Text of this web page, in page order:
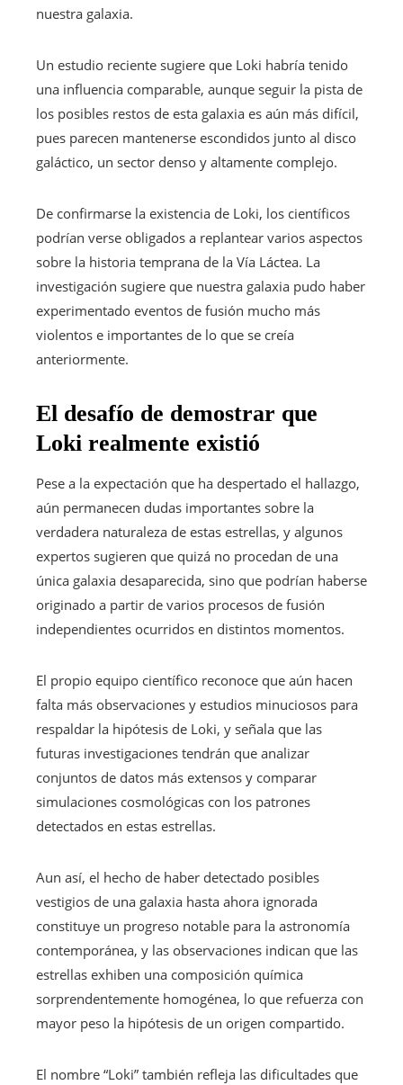
nuestra galaxia.
Un estudio reciente sugiere que Loki habría tenido
una influencia comparable, aunque seguir la pista de
los posibles restos de esta galaxia es aún más difícil,
pues parecen mantenerse escondidos junto al disco
galáctico, un sector denso y altamente complejo.
De confirmarse la existencia de Loki, los científicos
podrían verse obligados a replantear varios aspectos
sobre la historia temprana de la Vía Láctea. La
investigación sugiere que nuestra galaxia pudo haber
experimentado eventos de fusión mucho más
violentos e importantes de lo que se creía
anteriormente.
El desafío de demostrar que
Loki realmente existió
Pese a la expectación que ha despertado el hallazgo,
aún permanecen dudas importantes sobre la
verdadera naturaleza de estas estrellas, y algunos
expertos sugieren que quizá no procedan de una
única galaxia desaparecida, sino que podrían haberse
originado a partir de varios procesos de fusión
independientes ocurridos en distintos momentos.
El propio equipo científico reconoce que aún hacen
falta más observaciones y estudios minuciosos para
respaldar la hipótesis de Loki, y señala que las
futuras investigaciones tendrán que analizar
conjuntos de datos más extensos y comparar
simulaciones cosmológicas con los patrones
detectados en estas estrellas.
Aun así, el hecho de haber detectado posibles
vestigios de una galaxia hasta ahora ignorada
constituye un progreso notable para la astronomía
contemporánea, y las observaciones indican que las
estrellas exhiben una composición química
sorprendentemente homogénea, lo que refuerza con
mayor peso la hipótesis de un origen compartido.
El nombre “Loki” también refleja las dificultades que